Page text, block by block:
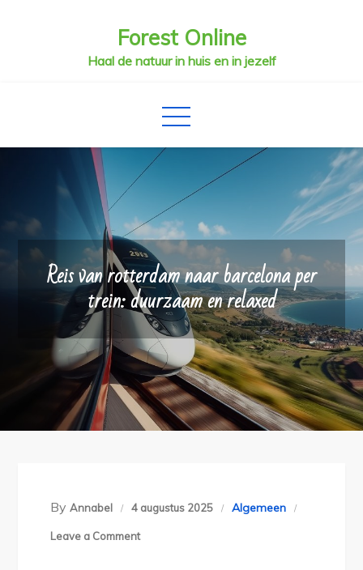
Forest Online
Haal de natuur in huis en in jezelf
Reis van rotterdam naar barcelona per
trein: duurzaam en relaxed
ByAnnabel 4 augustus 2025 Algemeen
Leave a Commenton